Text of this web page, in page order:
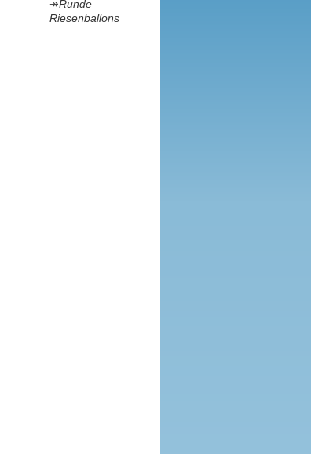
Runde
Riesenballons